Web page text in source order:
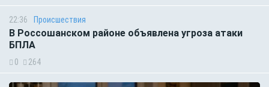
22:36 Происшествия
В Россошанском районе объявлена угроза атаки
БПЛА
0 264